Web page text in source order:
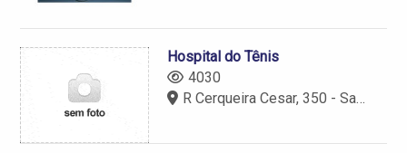
Hospital do Tênis
4030
R Cerqueira Cesar, 350 - Santo Amaro - São Paulo - SP - 04750-080